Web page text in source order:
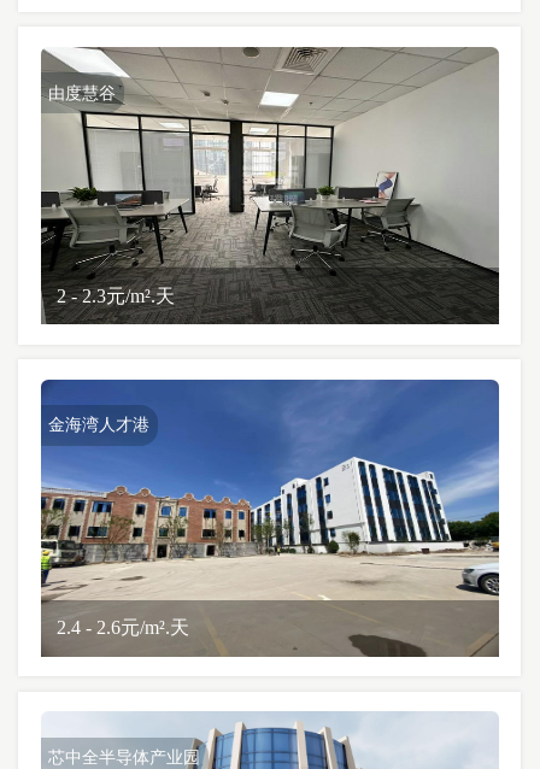
由度慧谷
2 - 2.3元/m².天
金海湾人才港
2.4 - 2.6元/m².天
芯中全半导体产业园